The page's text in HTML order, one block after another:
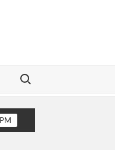
Search for:
«Συμβολή στην